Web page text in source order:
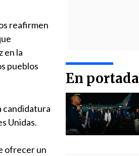
En portada
reafirmen
en la
pueblos
Unidas.
ofrecer un